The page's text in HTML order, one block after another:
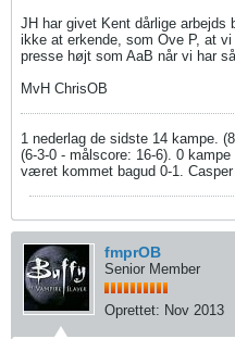
JH har givet Kent dårlige
ikke at erkende, som Ove P, at
presse højt som AaB når vi har
MvH ChrisOB
1 nederlag de sidste 14 kampe.
(6-3-0 - målscore: 16-6). 0
været kommet bagud 0-1.
fmprOB
Senior Member
Oprettet: Nov 2013